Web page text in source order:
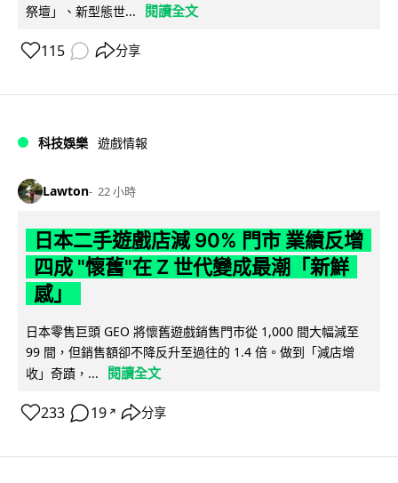
祭壇」、新型態世...
閱讀全文
115 分享
科技娛樂 遊戲情報
Lawton 22 小時
日本二手遊戲店減 90% 門市 業績反增
四成 "懷舊"在 Z 世代變成最潮「新鮮
感」
日本零售巨頭 GEO 將懷舊遊戲銷售門市從 1,000 間大幅減至
99 間，但銷售額卻不降反升至過往的 1.4 倍。做到「減店增
收」奇蹟，...
閱讀全文
233 19 ↗ 分享